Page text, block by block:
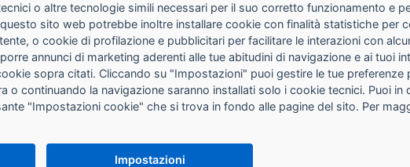
REA 553724 Cap. Soc. € 10.000,00 i.v.
o altre tecnologie simili necessari per il suo corretto funzionamento e
sito web potrebbe inoltre installare cookie con finalità statistiche per
o cookie di profilazione e pubblicitari per facilitare le interazioni con
annunci di marketing aderenti alle tue abitudini di navigazione e ai tuoi
sopra citati. Cliccando su "Impostazioni" puoi gestire le tue preferenze
o continuando la navigazione saranno installati solo i cookie tecnici. Puoi
"Impostazioni cookie" che si trova in fondo alle pagine del sito. Per
Impostazioni